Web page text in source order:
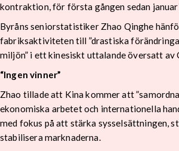
kontraktion, för första gången sedan
Byråns seniorstatistiker Zhao Qinghe
fabriksaktiviteten till ”drastiska
miljön” i ett kinesiskt uttalande översatt av
“Ingen vinner”
Zhao tillade att Kina kommer att
ekonomiska arbetet och internationella
med fokus på att stärka sysselsättningen,
stabilisera marknaderna.